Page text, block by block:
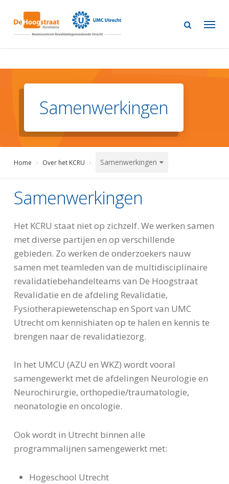
main
Samenwerkingen
Home Over het KCRU Samenwerkingen
Samenwerkingen
Het KCRU staat niet op zichzelf. We werken samen
met diverse partijen en op verschillende
gebieden. Zo werken de onderzoekers nauw
samen met teamleden van de multidisciplinaire
revalidatiebehandelteams van De Hoogstraat
Revalidatie en de afdeling Revalidatie,
Fysiotherapiewetenschap en Sport van UMC
Utrecht om kennishiaten op te halen en kennis te
brengen naar de revalidatiezorg.
In het UMCU (AZU en WKZ) wordt vooral
samengewerkt met de afdelingen Neurologie en
Neurochirurgie, orthopedie/traumatologie,
neonatologie en oncologie.
Ook wordt in Utrecht binnen alle
programmalijnen samengewerkt met:
Hogeschool Utrecht